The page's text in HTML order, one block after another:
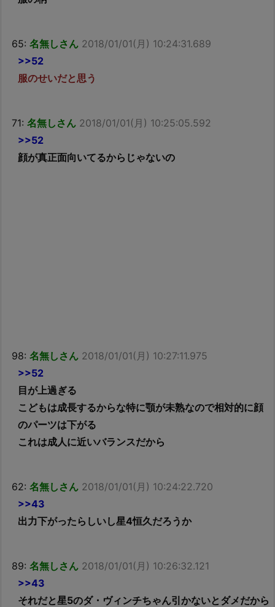
65: 名無しさん 2018/01/01(月) 10:24:31.689
>>52
服のせいだと思う
71: 名無しさん 2018/01/01(月) 10:25:05.592
>>52
顔が真正面向いてるからじゃないの
98: 名無しさん 2018/01/01(月) 10:27:11.975
>>52
目が上過ぎる
こどもは成長するからな特に顎が未熟なので相対的に顔
のパーツは下がる
これは成人に近いバランスだから
62: 名無しさん 2018/01/01(月) 10:24:22.720
>>43
出力下がったらしいし星4恒久だろうか
89: 名無しさん 2018/01/01(月) 10:26:32.121
>>43
それだと星5のダ・ヴィンチちゃん引かないとダメだから